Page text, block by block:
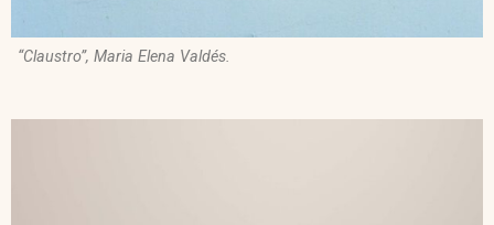
“Claustro”, Maria Elena Valdés.